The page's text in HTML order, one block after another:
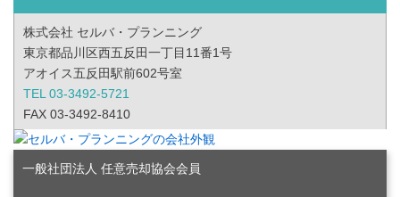
競売開始決定通知書が届いたら当センターへご連絡を！
2018年3月21日
住宅ローン返済の無料相談会
2017年4月25日
2017年2月6日
2016年の中古マンション価格、首都圏で13％上昇
株式会社 セルバ・プランニング
東京都品川区西五反田一丁目11番1号
アオイス五反田駅前602号室
TEL 03-3492-5721
FAX 03-3492-8410
一般社団法人 任意売却協会会員